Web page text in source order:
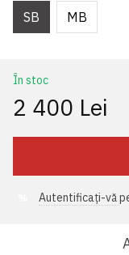
SB MB
În stoc
2 400 Lei
Autentificați-vă